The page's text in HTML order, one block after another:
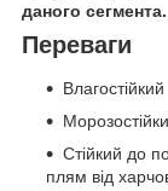
даного сегмента.
Переваги
Влагостійкий
Стійкий до
плям від